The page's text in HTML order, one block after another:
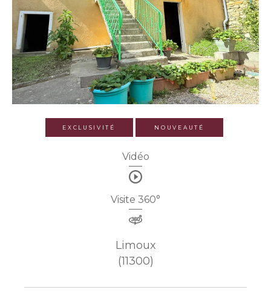
EXCLUSIVITÉ NOUVEAUTÉ
Vidéo
Visite 360°
Limoux
(11300)